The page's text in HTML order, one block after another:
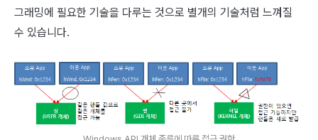
그래밍에 필요한 기술을 다루는 것으로 별개의 기술처럼 느껴질
수 있습니다.